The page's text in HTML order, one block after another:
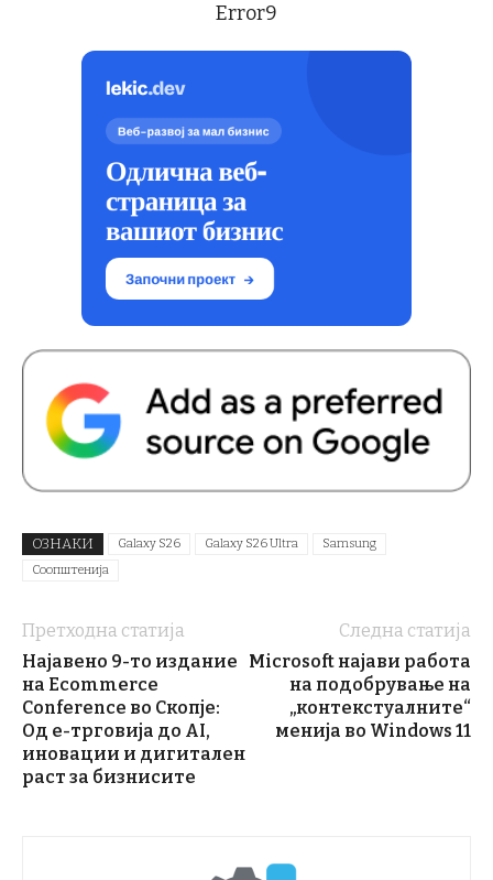
Error9
ОЗНАКИ Galaxy S26 Galaxy S26 Ultra
Samsung
Соопштенија
Претходна статија
Најавено 9-то издание
на Ecommerce
Conference во Скопје:
Од е-трговија до AI,
иновации и дигитален
раст за бизнисите
Следна статија
Microsoft најави работа
на подобрување на
„контекстуалните“
менија во Windows 11